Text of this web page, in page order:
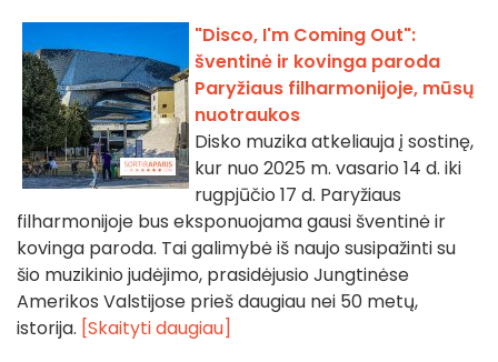
"Disco, I'm Coming Out":
šventinė ir kovinga paroda
Paryžiaus filharmonijoje, mūsų
nuotraukos
Disko muzika atkeliauja į sostinę,
kur nuo 2025 m. vasario 14 d. iki
rugpjūčio 17 d. Paryžiaus
filharmonijoje bus eksponuojama gausi šventinė ir
kovinga paroda. Tai galimybė iš naujo susipažinti su
šio muzikinio judėjimo, prasidėjusio Jungtinėse
Amerikos Valstijose prieš daugiau nei 50 metų,
istorija. [Skaityti daugiau]